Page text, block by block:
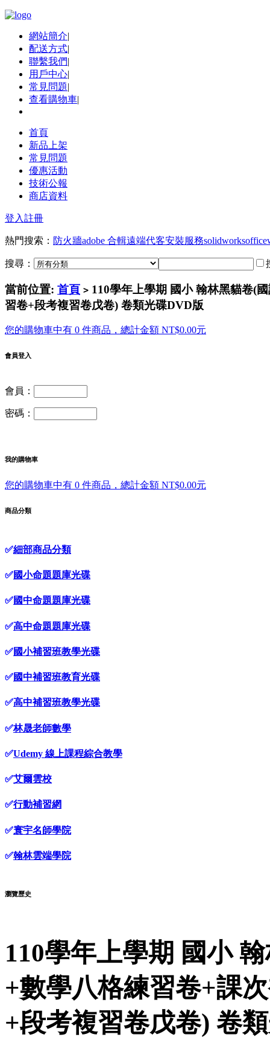
網站簡介|
配送方式|
聯繫我們|
用戶中心|
常見問題|
查看購物車|
首頁
新品上架
常見問題
優惠活動
技術公報
商店資料
登入註冊
熱門搜索： 防火牆adobe 合輯遠端代客安裝服務solidworksoffice
搜尋：
當前位置: 首頁 > 110學年上學期 國小 翰林黑貓卷(
習卷+段考複習卷戊卷) 卷類光碟DVD版
您的購物車中有 0 件商品，總計金額 NT$0.00元
會員登入
會員：
密碼：
我的購物車
您的購物車中有 0 件商品，總計金額 NT$0.00元
商品分類
✅細部商品分類
✅國小命題題庫光碟
✅國中命題題庫光碟
✅高中命題題庫光碟
✅國小補習班教學光碟
✅國中補習班教育光碟
✅高中補習班教學光碟
✅林晟老師數學
✅Udemy 線上課程綜合教學
✅艾爾雲校
✅行動補習網
✅寰宇名師學院
✅翰林雲端學院
瀏覽歷史
110學年上學期 國小
+數學八格練習卷+課
+段考複習卷戊卷) 卷